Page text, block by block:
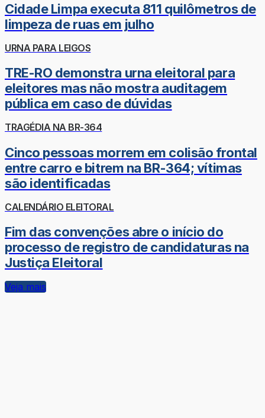
Cidade Limpa executa 811 quilômetros de
limpeza de ruas em julho
URNA PARA LEIGOS
TRE-RO demonstra urna eleitoral para
eleitores mas não mostra auditagem
pública em caso de dúvidas
TRAGÉDIA NA BR-364
Cinco pessoas morrem em colisão frontal
entre carro e bitrem na BR-364; vítimas
são identificadas
CALENDÁRIO ELEITORAL
Fim das convenções abre o início do
processo de registro de candidaturas na
Justiça Eleitoral
Veja mais